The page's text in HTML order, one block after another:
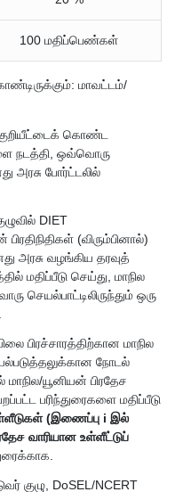
100 மதிப்பெண்கள்
மாவட்டம்/
குறியீட்டைக் கொண்ட
நடத்தி, ஒவ்வொரு
அரசு போர்ட்டலில்
DIET
(விரும்பினால்)
அரசு வழங்கிய தரவுத்
மதிப்பீடு செய்து, மாநில
செயல்பாட்டிலிருந்தும் ஒரு
பிரச்சாரத்திற்கான மாநில
நோடல்
யூனியன் பிரதேச
பரிந்துரைகளை மதிப்பீடு
(இணைப்பு i இல்
வாரியான உள்ளீட்டுப்
குழு, DoSEL/NCERT